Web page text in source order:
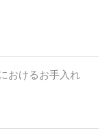
おけるお手入れ